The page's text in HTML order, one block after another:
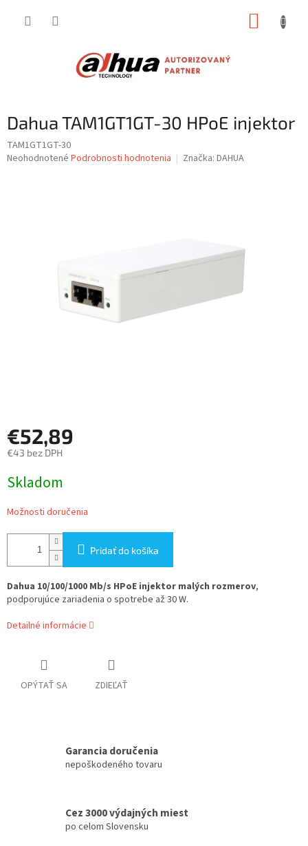
Dahua TAM1GT1GT-30 HPoE injektor
TAM1GT1GT-30
Priemerné
Neohodnotené Podrobnosti hodnotenia Značka: DAHUA
€52,89
€43 bez DPH
cena:
Skladom
Možnosti doručenia
Pridať do košíka
Dahua 10/100/1000 Mb/s HPoE injektor malých rozmerov,
podporujúce zariadenia o spotrebe až 30 W.
Detailné informácie
OPÝTAŤ SA ZDIEĽAŤ
Garancia doručenia
nepoškodeného tovaru
Cez 3000 výdajných miest
po celom Slovensku